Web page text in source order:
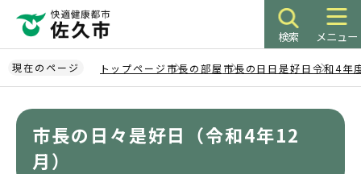
ペ
ー
ジ
検索 メニュー
現在のページ トップページ 市長の部屋 市長の日日是好日令和4年
市長の日々是好日（令和4年12
月）